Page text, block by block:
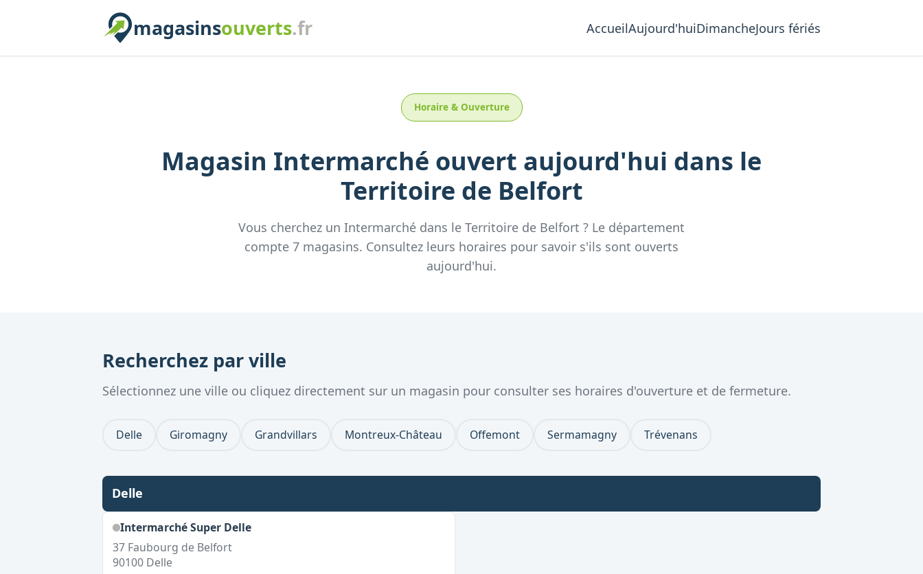
magasinsouverts.fr AccueilAujourd'huiDimancheJours fériés
Horaire & Ouverture
Magasin Intermarché ouvert aujourd'hui dans le
Territoire de Belfort
Vous cherchez un Intermarché dans le Territoire de Belfort ? Le département
compte 7 magasins. Consultez leurs horaires pour savoir s'ils sont ouverts
aujourd'hui.
Recherchez par ville
Sélectionnez une ville ou cliquez directement sur un magasin pour consulter ses horaires d'ouverture et de fermeture.
Delle Giromagny Grandvillars Montreux-Château Offemont Sermamagny Trévenans
Delle
Intermarché Super Delle
37 Faubourg de Belfort
90100 Delle